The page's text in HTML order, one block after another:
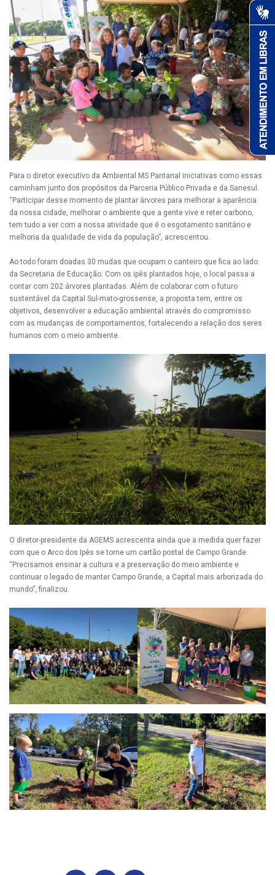
Para o diretor executivo da Ambiental MS Pantanal iniciativas como essas
caminham junto dos propósitos da Parceria Público Privada e da Sanesul.
“Participar desse momento de plantar árvores para melhorar a aparência
da nossa cidade, melhorar o ambiente que a gente vive e reter carbono,
tem tudo a ver com a nossa atividade que é o esgotamento sanitário e
melhoria da qualidade de vida da população”, acrescentou.
Ao todo foram doadas 30 mudas que ocupam o canteiro que fica ao lado
da Secretaria de Educação. Com os ipês plantados hoje, o local passa a
contar com 202 árvores plantadas. Além de colaborar com o futuro
sustentável da Capital Sul-mato-grossense, a proposta tem, entre os
objetivos, desenvolver a educação ambiental através do compromisso
com as mudanças de comportamentos, fortalecendo a relação dos seres
humanos com o meio ambiente.
O diretor-presidente da AGEMS acrescenta ainda que a medida quer fazer
com que o Arco dos Ipês se torne um cartão postal de Campo Grande.
“Precisamos ensinar a cultura e a preservação do meio ambiente e
continuar o legado de manter Campo Grande, a Capital mais arborizada do
mundo”, finalizou.